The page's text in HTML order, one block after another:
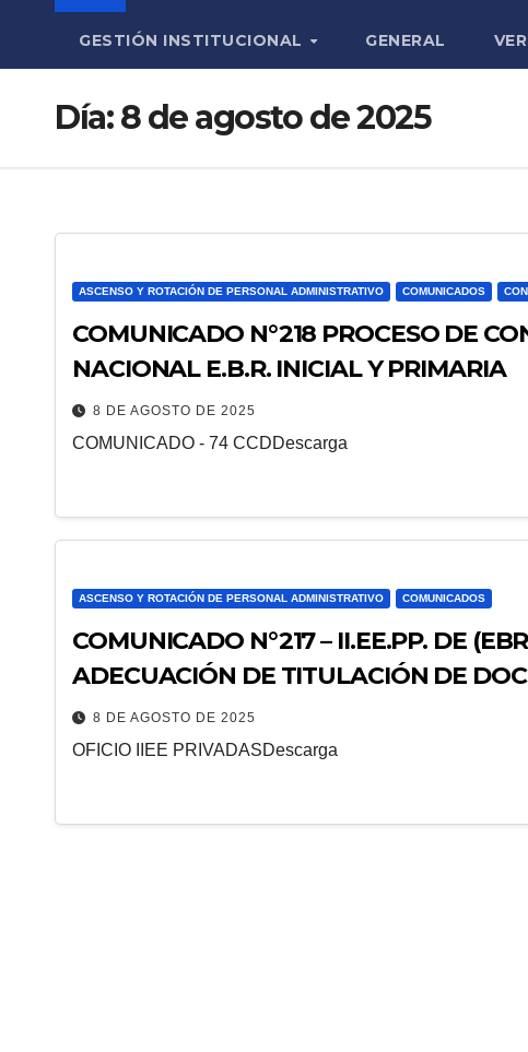
GESTIÓN INSTITUCIONAL GENERAL
Día:8 de agosto de 2025
ASCENSO Y ROTACIÓN DE PERSONAL ADMINISTRATIVO COMUNICADOS
COMUNICADO N°218 PROCESO DE
NACIONAL E.B.R. INICIAL Y PRIMARIA
8 DE AGOSTO DE 2025
COMUNICADO - 74 CCDDescarga
ASCENSO Y ROTACIÓN DE PERSONAL ADMINISTRATIVO COMUNICADOS
COMUNICADO N°217 – II.EE.PP. DE (EBR) (EBA)(EBE) PLAN DE
ADECUACIÓN DE TITULACIÓN DE
8 DE AGOSTO DE 2025
OFICIO IIEE PRIVADASDescarga